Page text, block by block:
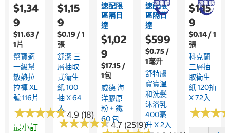
$1,34
9
$11.63 /
1片
幫寶適
一級幫
散熱拉
拉褲 XL
號 116片
★★★★★
★★★★★4.9 (18)
最小訂
$1,15
9
$0.19 / 1
張
舒潔 三
層抽取
式衛生
紙 100
抽 X 64
入
★★★★★
★★★★★4.7 (2519)
速配限
區隔日
達
$1,02
9
$17.15 /
1包
威德 海
洋膠原
粉 + 鐵
60 包
速配限
區隔日
達
$599
$0.75 /
1毫升
舒特膚
寶寶溫
和洗髮
沐浴乳
400毫
升 X 2入
$1,15
9
$0.14 / 1
張
科克蘭
三層抽
取衛生
紙 120抽
X 72入
★★★
★★★